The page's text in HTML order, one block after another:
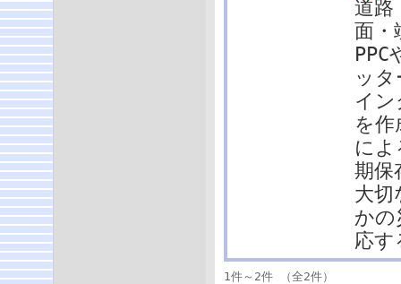
道路
面・
ッ
イ
を
に
期保
大切
かの
応す
1件～2件 （全2件）